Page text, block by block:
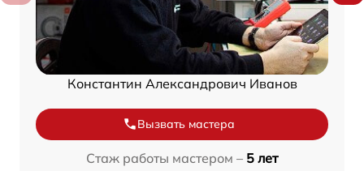
Константин Александрович Иванов
Вызвать мастера
Стаж работы мастером – 5 лет